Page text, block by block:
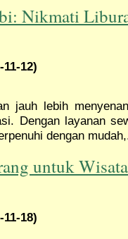
Nikmati
12)
jauh lebih
Dengan layanan
dengan
untuk
18)